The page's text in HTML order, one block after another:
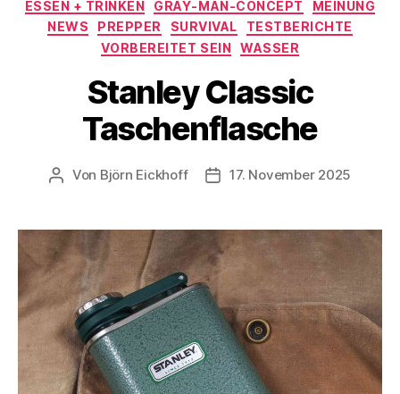
ESSEN + TRINKEN
GRAY-MAN-CONCEPT
MEINUNG
NEWS
PREPPER SURVIVAL
TESTBERICHTE
VORBEREITET SEIN WASSER
Stanley Classic
Taschenflasche
Beitragsautor
Von Björn Eickhoff Veröffentlichungsdatum
17. November 2025